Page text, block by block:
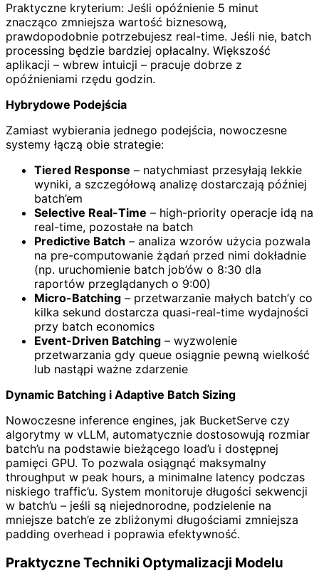
Praktyczne kryterium: Jeśli opóźnienie 5 minut
znacząco zmniejsza wartość biznesową,
prawdopodobnie potrzebujesz real-time. Jeśli nie, batch
processing będzie bardziej opłacalny. Większość
aplikacji – wbrew intuicji – pracuje dobrze z
opóźnieniami rzędu godzin.
Hybrydowe Podejścia
Zamiast wybierania jednego podejścia, nowoczesne
systemy łączą obie strategie:
Tiered Response – natychmiast przesyłają lekkie
wyniki, a szczegółową analizę dostarczają później
batch’em
Selective Real-Time – high-priority operacje idą na
real-time, pozostałe na batch
Predictive Batch – analiza wzorów użycia pozwala
na pre-computowanie żądań przed nimi dokładnie
(np. uruchomienie batch job’ów o 8:30 dla
raportów przeglądanych o 9:00)
Micro-Batching – przetwarzanie małych batch’y co
kilka sekund dostarcza quasi-real-time wydajności
przy batch economics
Event-Driven Batching – wyzwolenie
przetwarzania gdy queue osiągnie pewną wielkość
lub nastąpi ważne zdarzenie
Dynamic Batching i Adaptive Batch Sizing
Nowoczesne inference engines, jak BucketServe czy
algorytmy w vLLM, automatycznie dostosowują rozmiar
batch’u na podstawie bieżącego load’u i dostępnej
pamięci GPU. To pozwala osiągnąć maksymalny
throughput w peak hours, a minimalne latency podczas
niskiego traffic’u. System monitoruje długości sekwencji
w batch’u – jeśli są niejednorodne, podzielenie na
mniejsze batch’e ze zbliżonymi długościami zmniejsza
padding overhead i poprawia efektywność.
Praktyczne Techniki Optymalizacji Modelu